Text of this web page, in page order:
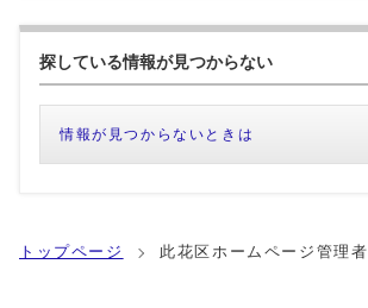
探している情報が見つからない
情報が見つからないときは
トップページ 此花区ホームページ管理者